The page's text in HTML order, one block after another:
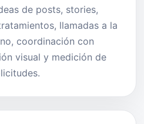
de posts, stories,
llamadas a la
coordinación con
visual y medición de